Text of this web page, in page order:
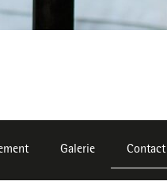
Galerie Contact